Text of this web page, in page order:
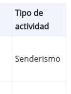
Tipo de
actividad
Senderismo